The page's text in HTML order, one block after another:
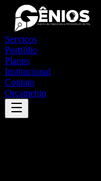
Serviços
Portfólio
Planos
Institucional
Contato
Orçamento